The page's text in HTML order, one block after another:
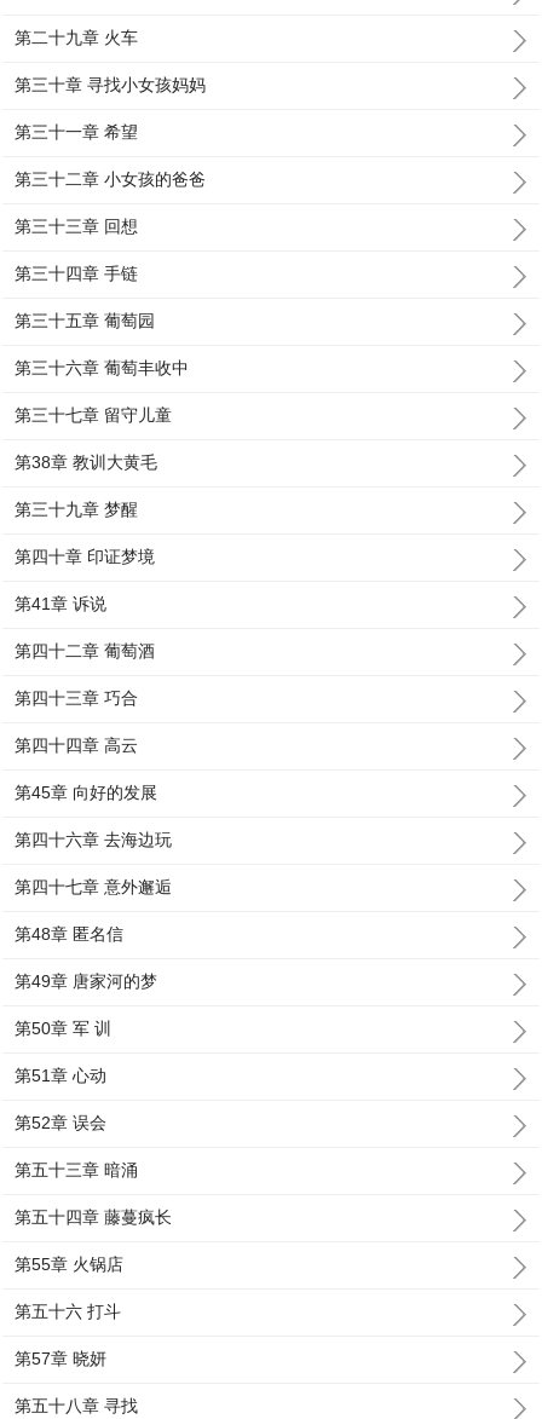
第二十九章 火车
第三十章 寻找小女孩妈妈
第三十一章 希望
第三十二章 小女孩的爸爸
第三十三章 回想
第三十四章 手链
第三十五章 葡萄园
第三十六章 葡萄丰收中
第三十七章 留守儿童
第38章 教训大黄毛
第三十九章 梦醒
第四十章 印证梦境
第41章 诉说
第四十二章 葡萄酒
第四十三章 巧合
第四十四章 高云
第45章 向好的发展
第四十六章 去海边玩
第四十七章 意外邂逅
第48章 匿名信
第49章 唐家河的梦
第50章 军 训
第51章 心动
第52章 误会
第五十三章 暗涌
第五十四章 藤蔓疯长
第55章 火锅店
第五十六 打斗
第57章 晓妍
第五十八章 寻找